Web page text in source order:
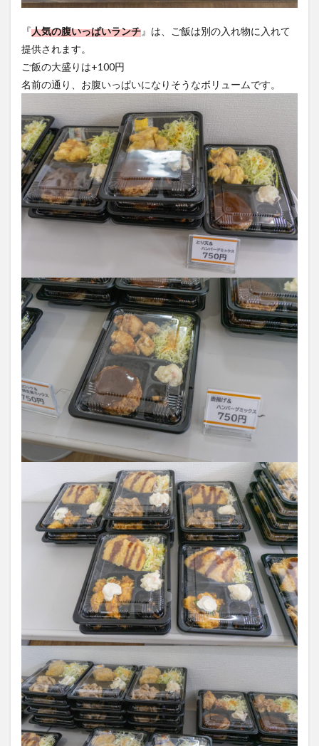
『人気の腹いっぱいランチ』は、ご飯は別の入れ物に入れて
提供されます。
ご飯の大盛りは+100円
名前の通り、お腹いっぱいになりそうなボリュームです。